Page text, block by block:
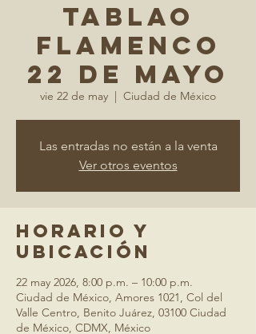
Tablao
Flamenco
22 de mayo
vie 22 de may
  |
Ciudad de México
Las entradas no están a la venta
Ver otros eventos
Horario y
ubicación
22 may 2026, 8:00 p.m. – 10:00 p.m.
Ciudad de México, Amores 1021, Col del
Valle Centro, Benito Juárez, 03100 Ciudad
de México, CDMX, México